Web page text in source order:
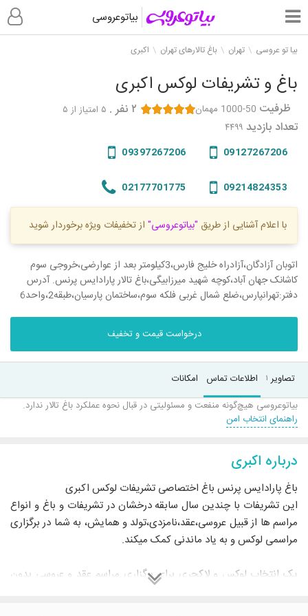
بیاتوعروسی
باغ و تشریفات لوکس اکبری
ظرفیت 1000-50 مهمان ۲نفر. ۵ امتیاز از ۵
تعداد بازدید ۴۴۹۹
09127267206
09397267206
09214824353
02177701775
با اعلام آشنایی از طریق "بیاتوعروسی" از تخفیفات ویژه برخوردار شوید
اتوبان آزادگان،آزادراه خلیج فارس،3کیلومتر بعد از عوارضی،خروجی سوم
کاشانک جهان آباد،کوچه شهید میرزابیگی،باغ تالار پارادایس پرنس. آدرس
دفتر:تهرانپارس،ضلع شمال غربی فلکه سوم،ساختمان پارسیان،طبقه2،واحد6
درخواست قیمت و تخفیف
بیا تو عروسی تهران باغ تالارهای تهران اکبری
تصاویر ۱ اطلاعات تماس امکانات
درباره اکبری
باغ پارادایس پرنس باغ اختصاصی تشریفات لوکس اکبری
این تشریفات با چندین سال سابقه درخشان در تشریفات و باغ و انواع
مراسم ها از قبیل عروسی،عقد،نامزدی،تولد و همایش، به شما در برگزاری
مراسمی لوکس و به یاد ماندنی کمک میکند.
یک انتخاب لوکس و لاکچری برای برگزاری مراسم عقد و عروسی بدون
بیاتوعروسی هیچ‌گونه منفعت و مسئولیتی در قبال نحوه عملکرد باغ تالار ندارد.
راهنمای انتخاب امن